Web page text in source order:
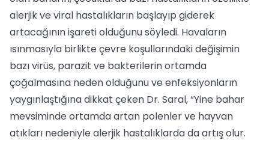
alerjik ve viral hastalıkların başlayıp giderek
artacağının işareti olduğunu söyledi. Havaların
ısınmasıyla birlikte çevre koşullarındaki değişimin
bazı virüs, parazit ve bakterilerin ortamda
çoğalmasına neden olduğunu ve enfeksiyonların
yaygınlaştığına dikkat çeken Dr. Saral, “Yine bahar
mevsiminde ortamda artan polenler ve hayvan
atıkları nedeniyle alerjik hastalıklarda da artış olur.